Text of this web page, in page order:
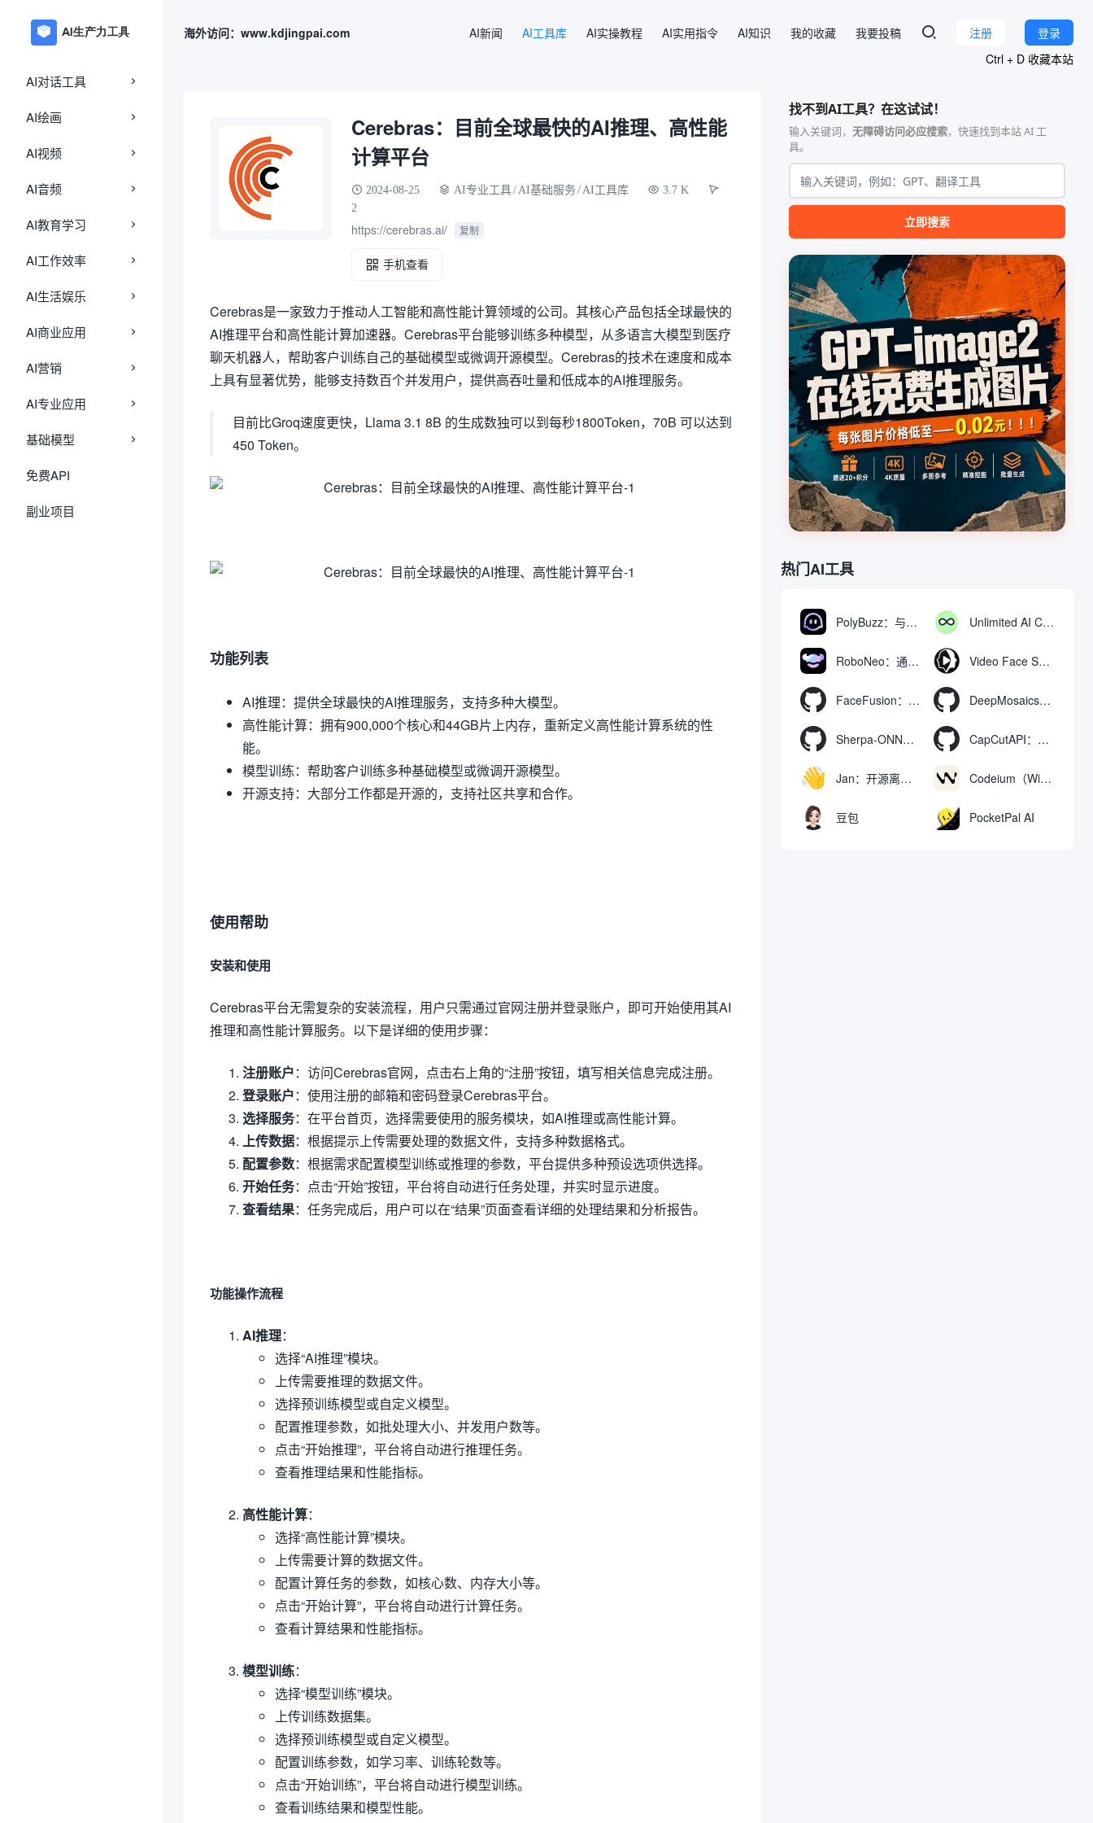
AI对话工具
AI绘画
AI视频
AI音频
AI教育学习
AI工作效率
AI生活娱乐
AI商业应用
AI营销
AI专业应用
基础模型
免费API
副业项目
海外访问：www.kdjingpai.com 登录
注册
AI新闻 AI工具库 AI实操教程 AI实用指令 AI知识 我的收藏
我要投稿
Ctrl + D 收藏本站
Cerebras：目前全球最快的AI推理、高性能
计算平台
2024-08-25 AI专业工具/ AI基础服务/ AI工具库
3.7 K
2
https://cerebras.ai/ 复制
手机查看
Cerebras是一家致力于推动人工智能和高性能计算领域的公司。其核心产品包括全球最快的
AI推理平台和高性能计算加速器。Cerebras平台能够训练多种模型，从多语言大模型到医疗
聊天机器人，帮助客户训练自己的基础模型或微调开源模型。Cerebras的技术在速度和成本
上具有显著优势，能够支持数百个并发用户，提供高吞吐量和低成本的AI推理服务。
目前比Groq速度更快，Llama 3.1 8B 的生成数独可以到每秒1800Token，70B 可以达到
450 Token。
功能列表
AI推理：提供全球最快的AI推理服务，支持多种大模型。
高性能计算：拥有900,000个核心和44GB片上内存，重新定义高性能计算系统的性
能。
模型训练：帮助客户训练多种基础模型或微调开源模型。
开源支持：大部分工作都是开源的，支持社区共享和合作。
使用帮助
安装和使用
Cerebras平台无需复杂的安装流程，用户只需通过官网注册并登录账户，即可开始使用其AI
推理和高性能计算服务。以下是详细的使用步骤：
注册账户：访问Cerebras官网，点击右上角的“注册”按钮，填写相关信息完成注册。
登录账户：使用注册的邮箱和密码登录Cerebras平台。
选择服务：在平台首页，选择需要使用的服务模块，如AI推理或高性能计算。
上传数据：根据提示上传需要处理的数据文件，支持多种数据格式。
配置参数：根据需求配置模型训练或推理的参数，平台提供多种预设选项供选择。
开始任务：点击“开始”按钮，平台将自动进行任务处理，并实时显示进度。
查看结果：任务完成后，用户可以在“结果”页面查看详细的处理结果和分析报告。
功能操作流程
AI推理：
选择“AI推理”模块。
上传需要推理的数据文件。
选择预训练模型或自定义模型。
配置推理参数，如批处理大小、并发用户数等。
点击“开始推理”，平台将自动进行推理任务。
查看推理结果和性能指标。
高性能计算：
选择“高性能计算”模块。
上传需要计算的数据文件。
配置计算任务的参数，如核心数、内存大小等。
点击“开始计算”，平台将自动进行计算任务。
查看计算结果和性能指标。
模型训练：
选择“模型训练”模块。
上传训练数据集。
选择预训练模型或自定义模型。
配置训练参数，如学习率、训练轮数等。
点击“开始训练”，平台将自动进行模型训练。
查看训练结果和模型性能。
找不到AI工具？在这试试！
输入关键词， 无障碍访问必应搜索，快速找到本站 AI 工
具。
立即搜索
热门AI工具
PolyBuzz：与AI角色互动的免费聊天与角色扮演平台 Unlimited AI Chat：免费无限制的AI聊天工具
RoboNeo：通过聊天生成和编辑视频与图像的AI工具 Video Face Swap
FaceFusion：视频换脸增强工具|语音同步视频嘴型动作 DeepMosaics：自动去除图像和视频中的马赛克，或向其添加马赛克
Sherpa-ONNX：使用ONNXRuntime实现离线语音识别和合成 CapCutAPI：自动化控制CapCut视频剪辑的开源工具
Jan：开源离线AI助手，ChatGPT 替代品，运行本地AI模型或连接云端AI Codeium（Windsurf Editor）：免费的AI代码补全与聊天工具，Windsurf以对话方式编写完整项目代码
豆包 PocketPal AI